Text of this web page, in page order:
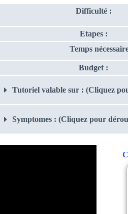
Difficulté :
Etapes :
Temps nécessaire
Budget :
Tutoriel valable sur : (Cliquez
Symptomes : (Cliquez pour